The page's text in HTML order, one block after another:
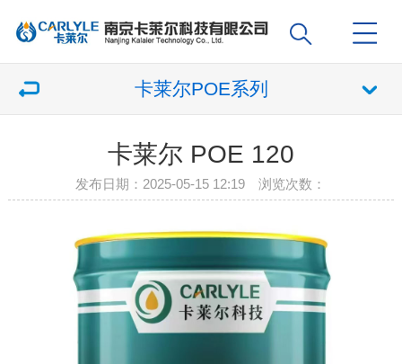
卡莱尔POE系列
卡莱尔 POE 120
发布日期：2025-05-15 12:19 浏览次数：